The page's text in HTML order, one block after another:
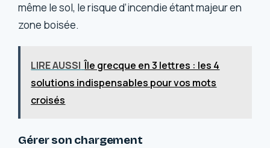
même le sol, le risque d’incendie étant majeur en
zone boisée.
LIRE AUSSI Île grecque en 3 lettres : les 4
solutions indispensables pour vos mots
croisés
Gérer son chargement